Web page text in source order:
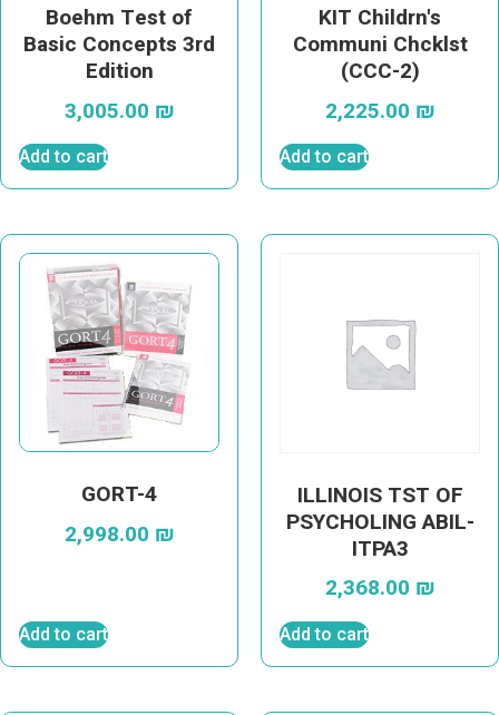
Boehm Test of
Basic Concepts 3rd
Edition
3,005.00 ₪
Add to cart
KIT Childrn's
Communi Chcklst
(CCC-2)
2,225.00 ₪
Add to cart
GORT-4
2,998.00 ₪
Add to cart
ILLINOIS TST OF
PSYCHOLING ABIL-
ITPA3
2,368.00 ₪
Add to cart